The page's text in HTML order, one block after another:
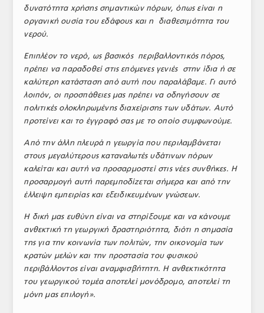
δυνατότητα χρήσης σημαντικών πόρων, όπως είναι η
οργανική ουσία του εδάφους και η διαθεσιμότητα του
νερού.
Επιπλέον το νερό, ως βασικός περιβαλλοντικός πόρος,
πρέπει να παραδοθεί στις επόμενες γενιές στην ίδια ή σε
καλύτερη κατάσταση από αυτή που παραλάβαμε. Γι αυτό
λοιπόν, οι προσπάθειες μας πρέπει να οδηγήσουν σε
πολιτικές ολοκληρωμένης διαχείρισης των υδάτων. Αυτό
προτείνει και το έγγραφό σας με το οποίο συμφωνούμε.
Από την άλλη πλευρά η γεωργία που περιλαμβάνεται
στους μεγαλύτερους καταναλωτές υδάτινων πόρων
καλείται και αυτή να προσαρμοστεί στις νέες συνθήκες. Η
προσαρμογή αυτή παρεμποδίζεται σήμερα και από την
έλλειψη εμπειρίας και εξειδικευμένων γνώσεων.
Η δική μας ευθύνη είναι να στηρίξουμε και να κάνουμε
ανθεκτική τη γεωργική δραστηριότητα, διότι η σημασία
της για την κοινωνία των πολιτών, την οικονομία των
κρατών μελών και την προστασία του φυσικού
περιβάλλοντος είναι αναμφισβήτητη. Η ανθεκτικότητα
του γεωργικού τομέα αποτελεί μονόδρομο, αποτελεί τη
μόνη μας επιλογή».